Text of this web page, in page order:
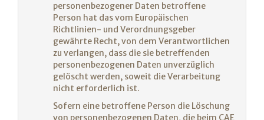
personenbezogener Daten betroffene
Person hat das vom Europäischen
Richtlinien- und Verordnungsgeber
gewährte Recht, von dem Verantwortlichen
zu verlangen, dass die sie betreffenden
personenbezogenen Daten unverzüglich
gelöscht werden, soweit die Verarbeitung
nicht erforderlich ist.
Sofern eine betroffene Person die Löschung
von personenbezogenen Daten, die beim CAE